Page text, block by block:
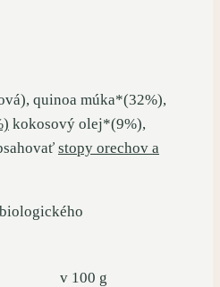
quinoa múka*(32%),
kokosový olej*(9%),
stopy orechov a
v 100 g